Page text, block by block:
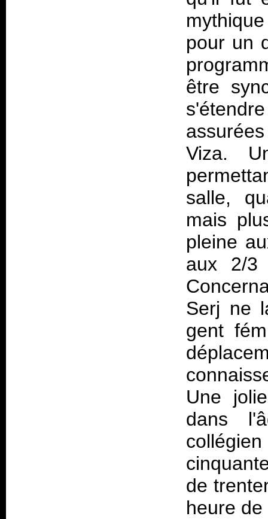
pour un
être
Viza.
salle,
mais
pleine
aux 2/3
Serj ne
gent
Une
dans
de
heure de